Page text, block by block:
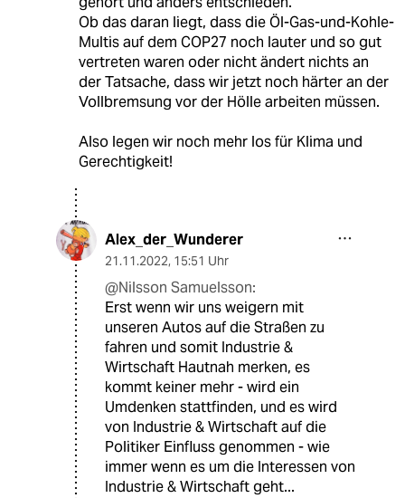
Ob das daran liegt, dass die Öl-Gas-und-Kohle-
Multis auf dem COP27 noch lauter und so gut
vertreten waren oder nicht ändert nichts an
der Tatsache, dass wir jetzt noch härter an der
Vollbremsung vor der Hölle arbeiten müssen.
Also legen wir noch mehr los für Klima und
Gerechtigkeit!
Alex_der_Wunderer
21.11.2022, 15:51 Uhr
@Nilsson Samuelsson:
Erst wenn wir uns weigern mit
unseren Autos auf die Straßen zu
fahren und somit Industrie &
Wirtschaft Hautnah merken, es
kommt keiner mehr - wird ein
Umdenken stattfinden, und es wird
von Industrie & Wirtschaft auf die
Politiker Einfluss genommen - wie
immer wenn es um die Interessen von
Industrie & Wirtschaft geht...